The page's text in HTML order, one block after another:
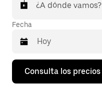
¿A dónde vamos?
Fecha
Pulsa
flecha
Consulta los precios